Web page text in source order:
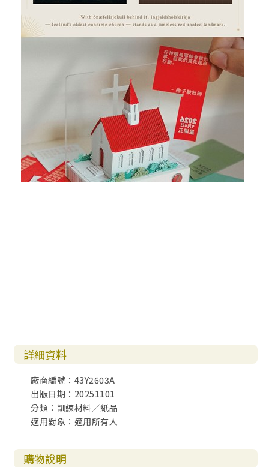
詳細資料
廠商編號：43Y2603A
出版日期：20251101
分類：訓練材料／紙品
適用對象：適用所有人
購物說明